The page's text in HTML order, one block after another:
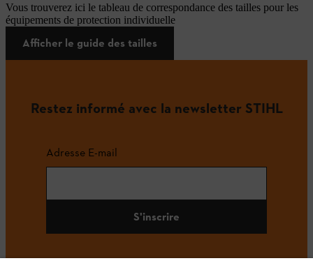
Vous trouverez ici le tableau de correspondance des tailles pour les
équipements de protection individuelle
Afficher le guide des tailles
Restez informé avec la newsletter STIHL
Adresse E-mail
S'inscrire